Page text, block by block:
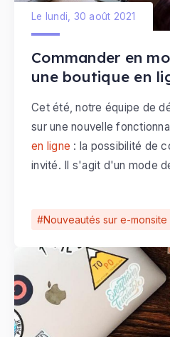
Nouveautés sur e-monsite
Commander en
une boutique en
Le lundi, 30 août 2021
Cet été, notre équipe de
sur une nouvelle
en ligne : la possibilité de
invité. Il s'agit d'un mode
avec identifiant et mot de